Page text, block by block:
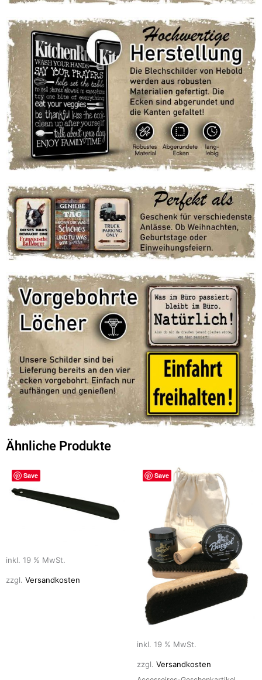
Ähnliche Produkte
Save
inkl. 19 % MwSt.
zzgl. Versandkosten
Save
inkl. 19 % MwSt.
zzgl. Versandkosten